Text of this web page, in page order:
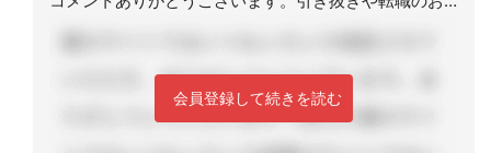
会員登録して続きを読む